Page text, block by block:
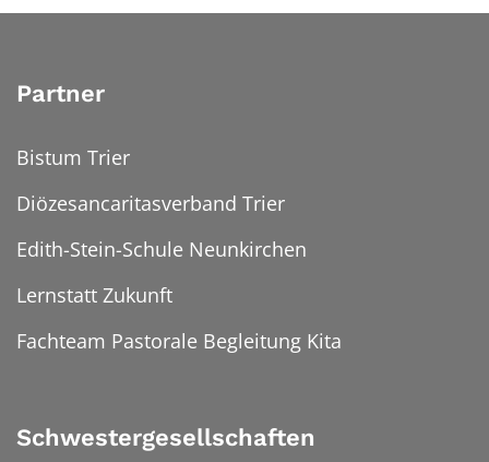
Partner
Bistum Trier
Diözesancaritasverband Trier
Edith-Stein-Schule Neunkirchen
Lernstatt Zukunft
Fachteam Pastorale Begleitung Kita
Schwestergesellschaften